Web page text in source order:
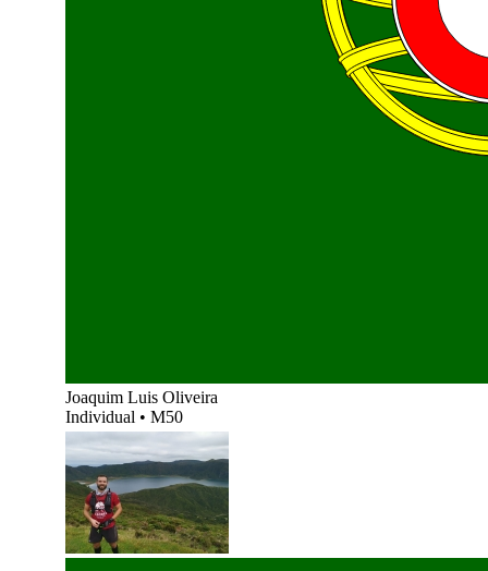
Joaquim Luis Oliveira
Individual • M50